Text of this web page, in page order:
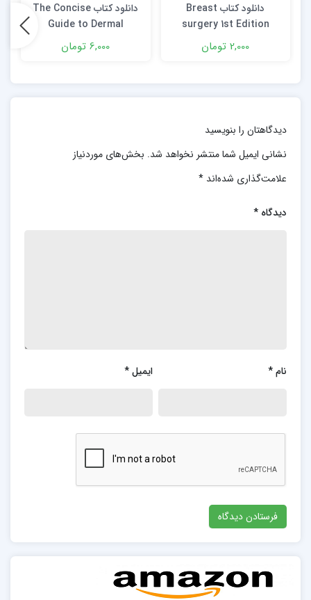
دانلود کتاب Breast
surgery 1st Edition
2,000 تومان
دانلود کتاب The Concise
Guide to Dermal
Needling 3rd Edition
6,000 تومان
دیدگاهتان را بنویسید
نشانی ایمیل شما منتشر نخواهد شد. بخش‌های موردنیاز
علامت‌گذاری شده‌اند *
دیدگاه *
نام* ایمیل*